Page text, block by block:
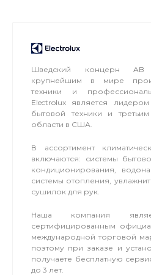
Шведский концерн AB
крупнейшим в мире
техники и
Electrolux является
бытовой техники и
области в США.
В ассортимент
включаются: системы
кондиционирования,
системы отопления,
сушилок для рук.
Наша компания
сертифицированным
международной торговой
поэтому при заказе и
получаете бесплатную
до 3 лет.